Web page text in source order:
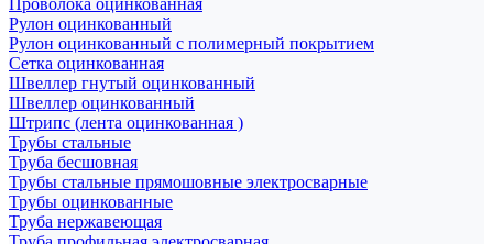
Проволока оцинкованная
Рулон оцинкованный
Рулон оцинкованный с полимерный покрытием
Сетка оцинкованная
Швеллер гнутый оцинкованный
Швеллер оцинкованный
Штрипс (лента оцинкованная )
Трубы стальные
Труба бесшовная
Трубы стальные прямошовные электросварные
Трубы оцинкованные
Труба нержавеющая